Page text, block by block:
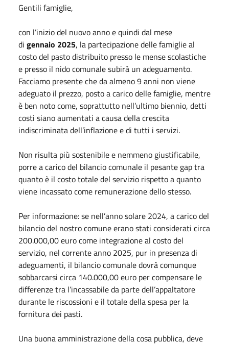
Gentili famiglie,
con l’inizio del nuovo anno e quindi dal mese
di gennaio 2025, la partecipazione delle famiglie al
costo del pasto distribuito presso le mense scolastiche
e presso il nido comunale subirà un adeguamento.
Facciamo presente che da almeno 9 anni non viene
adeguato il prezzo, posto a carico delle famiglie, mentre
è ben noto come, soprattutto nell’ultimo biennio, detti
costi siano aumentati a causa della crescita
indiscriminata dell’inflazione e di tutti i servizi.
Non risulta più sostenibile e nemmeno giustificabile,
porre a carico del bilancio comunale il pesante gap tra
quanto è il costo totale del servizio rispetto a quanto
viene incassato come remunerazione dello stesso.
Per informazione: se nell’anno solare 2024, a carico del
bilancio del nostro comune erano stati considerati circa
200.000,00 euro come integrazione al costo del
servizio, nel corrente anno 2025, pur in presenza di
adeguamenti, il bilancio comunale dovrà comunque
sobbarcarsi circa 140.000,00 euro per compensare le
differenze tra l’incassabile da parte dell’appaltatore
durante le riscossioni e il totale della spesa per la
fornitura dei pasti.
Una buona amministrazione della cosa pubblica, deve